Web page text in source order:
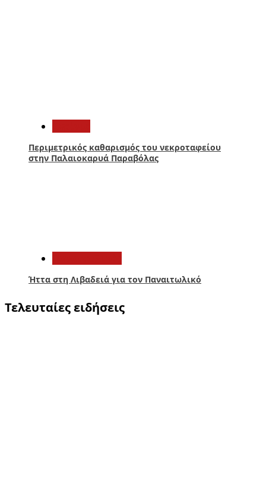
Περιμετρικός καθαρισμός του νεκροταφείου
στην Παλαιοκαρυά Παραβόλας
Ήττα στη Λιβαδειά για τον Παναιτωλικό
Τελευταίες ειδήσεις